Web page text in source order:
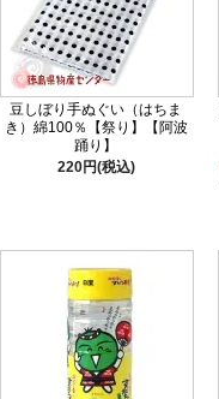
豆しぼり手ぬぐい（はちま
き）綿100％【祭り】【阿波
踊り】
220円(税込)